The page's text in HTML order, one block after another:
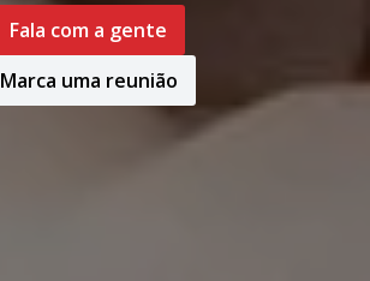
Fala com a gente
Marca uma reunião